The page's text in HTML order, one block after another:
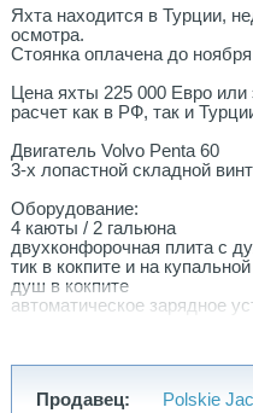
Яхта находится в Турции,
осмотра.
Стоянка оплачена до ноября
Цена яхты 225 000 Евро
расчет как в РФ, так и
Двигатель Volvo Penta 60
3-х лопастной складной винт
Оборудование:
4 каюты / 2 гальюна
двухконфорочная плита с
тик в кокпите и на
душ в кокпите
автоматическое зарядное
220 В + береговое питание
стол в кокпите
Продавец: Polskie